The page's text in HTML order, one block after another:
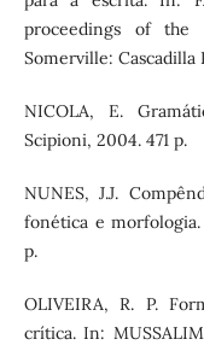
proceedings of the
Somerville: Cascadilla
NICOLA, E.
Scipioni, 2004. 471 p.
NUNES, J.J.
fonética e morfologia.
p.
OLIVEIRA, R. P.
crítica. In: